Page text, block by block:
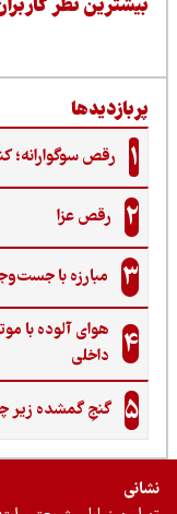
نظر کاربران
رقص سوگوارانه؛ کنشی
رقص عزا
مبارزه با جست‌وجوی
هوای آلوده با
داخلی
گنجِ گمشده زیر چرخ